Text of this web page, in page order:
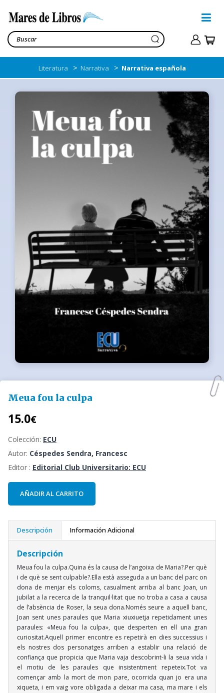
Literatura > Narrativa > Narrativa española
Meua fou la culpa
15.0€
Colección: ECU
Autor: Céspedes Sendra, Francesc
Editor : Editorial Club Universitario: ECU
AÑADIR AL CARRITO
Descripción Información Adicional
Descripción
Meua fou la culpa.Quina és la causa de l’angoixa de Maria?.Per què
i de què se sent culpable?.Ella està asseguda a un banc del parc on
dona de menjar els coloms, casualment arriba al banc Joan, un
jubilat a la recerca de la tranquil·litat que no troba a casa a causa
de l’absència de Roser, la seua dona.Només seure a aquell banc,
Joan sent unes paraules que Maria xiuxiuetja repetidament unes
paraules: «Meua fou la culpa», que desperten en ell una gran
curiositat.Aquell primer encontre es repetirà en dies successius i
els nostres dos personatges arriben a establir una relació de
confiança que propicia que Maria vaja descobrint-li la seua vida i
el motiu de les paraules que insistentment repeteix.Tot va
començar amb la mort de mon pare, ocorrida quan jo era una
xiqueta, i em vaig vore obligada a deixar ma casa, ma mare i els